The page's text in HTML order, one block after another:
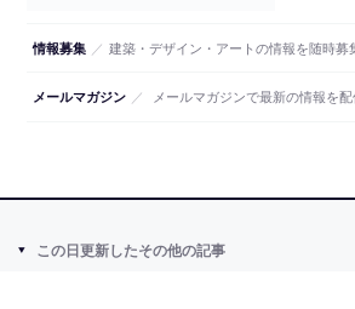
情報募集 ／ 建築・デザイン・アートの情報を随時募
メールマガジン ／ メールマガジンで最新の情報を配
この日更新したその他の記事